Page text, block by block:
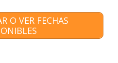
O VER FECHAS